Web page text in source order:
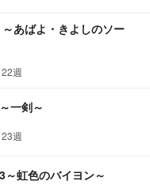
あばよ・きよしのソー
週
一剣～
週
虹色のバイヨン～